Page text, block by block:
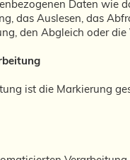
Daten wie
das Auslesen, das
den Abgleich oder
ist die Markierung